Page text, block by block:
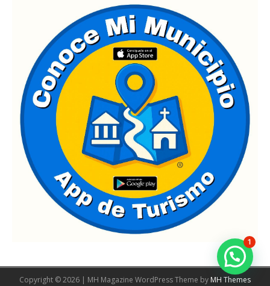
Copyright © 2026 | MH Magazine WordPress Theme by MH Themes
1